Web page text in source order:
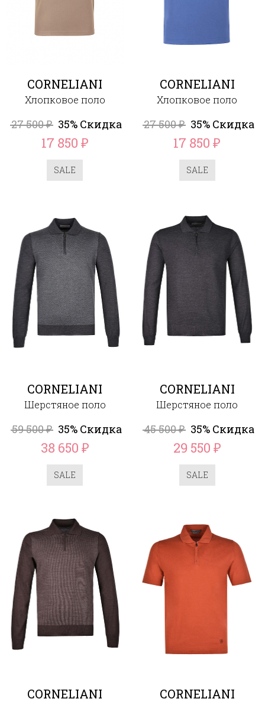
CORNELIANI
Хлопковое поло
27 500₽ 35% Скидка
17 850 ₽
SALE
CORNELIANI
Хлопковое поло
27 500₽ 35% Скидка
17 850₽
SALE
CORNELIANI
Шерстяное поло
59 500₽ 35% Скидка
38 650 ₽
SALE
CORNELIANI
Шерстяное поло
45 500₽ 35% Скидка
29 550 ₽
SALE
CORNELIANI CORNELIANI